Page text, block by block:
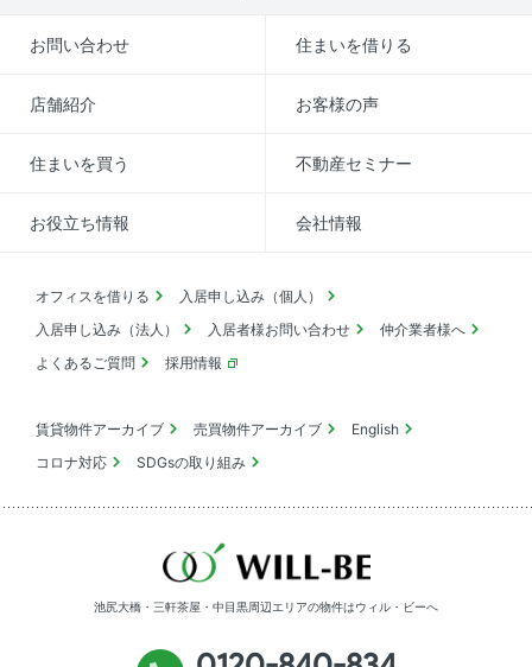
お問い合わせ 住まいを借りる
店舗紹介 お客様の声
住まいを買う 不動産セミナー
お役立ち情報 会社情報
オフィスを借りる
入居申し込み（個人）
入居申し込み（法人）
入居者様お問い合わせ
仲介業者様へ
よくあるご質問
採用情報
賃貸物件アーカイブ 売買物件アーカイブ
English
コロナ対応
SDGsの取り組み
池尻大橋・三軒茶屋・中目黒周辺エリアの物件はウィル・ビーへ